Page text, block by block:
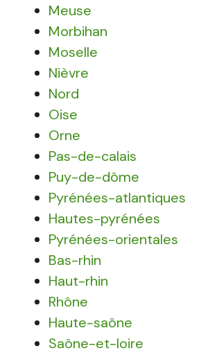
Meuse
Morbihan
Moselle
Nièvre
Nord
Oise
Orne
Pas-de-calais
Puy-de-dôme
Pyrénées-atlantiques
Hautes-pyrénées
Pyrénées-orientales
Bas-rhin
Haut-rhin
Rhône
Haute-saône
Saône-et-loire